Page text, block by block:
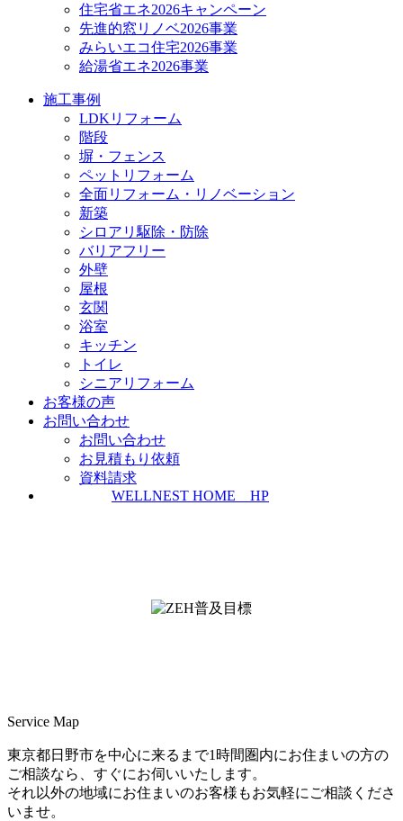
住宅省エネ2026キャンペーン
先進的窓リノベ2026事業
みらいエコ住宅2026事業
給湯省エネ2026事業
施工事例
LDKリフォーム
階段
塀・フェンス
ペットリフォーム
全面リフォーム・リノベーション
新築
シロアリ駆除・防除
バリアフリー
外壁
屋根
玄関
浴室
キッチン
トイレ
シニアリフォーム
お客様の声
お問い合わせ
お問い合わせ
お見積もり依頼
資料請求
WELLNEST HOME HP
Service Map
東京都日野市を中心に来るまで1時間圏内にお住まいの方の
ご相談なら、すぐにお伺いいたします。
それ以外の地域にお住まいのお客様もお気軽にご相談くださ
いませ。